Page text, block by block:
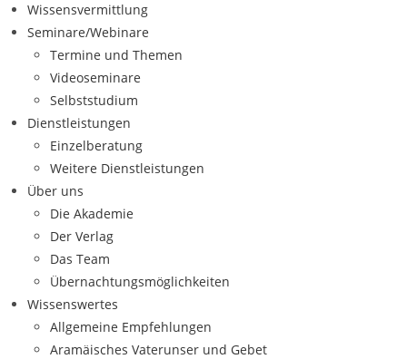
Wissensvermittlung
Seminare/Webinare
Termine und Themen
Videoseminare
Selbststudium
Dienstleistungen
Einzelberatung
Weitere Dienstleistungen
Über uns
Die Akademie
Der Verlag
Das Team
Übernachtungsmöglichkeiten
Wissenswertes
Allgemeine Empfehlungen
Aramäisches Vaterunser und Gebet